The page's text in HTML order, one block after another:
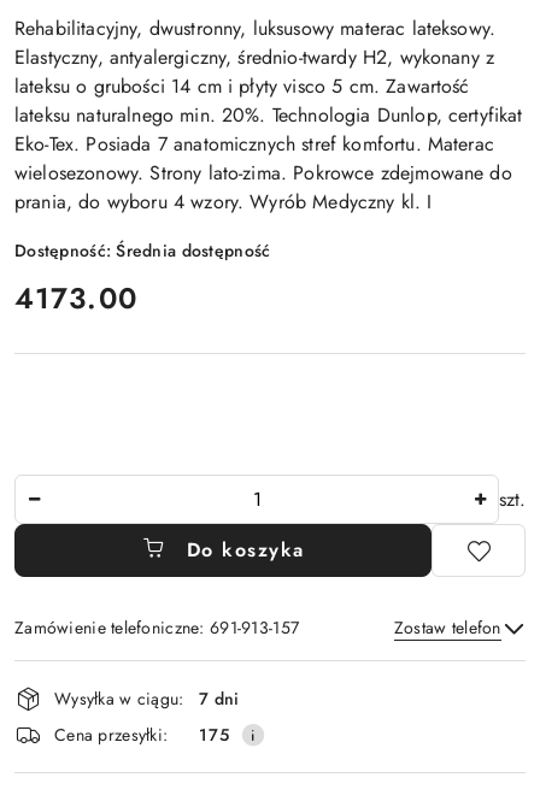
Rehabilitacyjny, dwustronny, luksusowy materac lateksowy.
Elastyczny, antyalergiczny, średnio-twardy H2, wykonany z
lateksu o grubości 14 cm i płyty visco 5 cm. Zawartość
lateksu naturalnego min. 20%. Technologia Dunlop, certyfikat
Eko-Tex. Posiada 7 anatomicznych stref komfortu. Materac
wielosezonowy. Strony lato-zima. Pokrowce zdejmowane do
prania, do wyboru 4 wzory. Wyrób Medyczny kl. I
Dostępność:Średnia dostępność
cena:
4173.00
szt.
Do koszyka
Zamówienie telefoniczne: 691-913-157 Zostaw telefon
Wyślij
Dostępność
i
dostawa
Wysyłka w ciągu:
7 dni
Cena przesyłki:
175